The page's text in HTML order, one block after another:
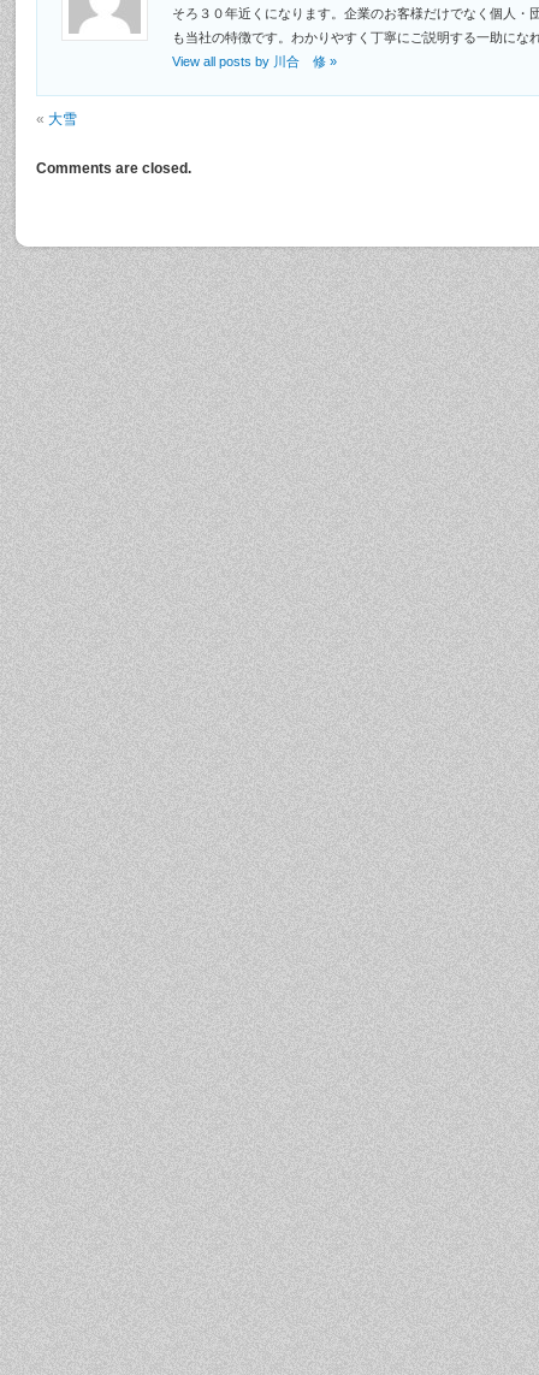
そろ３０年近くになります。企業のお客様だけでなく個人・
も当社の特徴です。わかりやすく丁寧にご説明する一助にな
View all posts by 川合 修 »
« 大雪
Comments are closed.